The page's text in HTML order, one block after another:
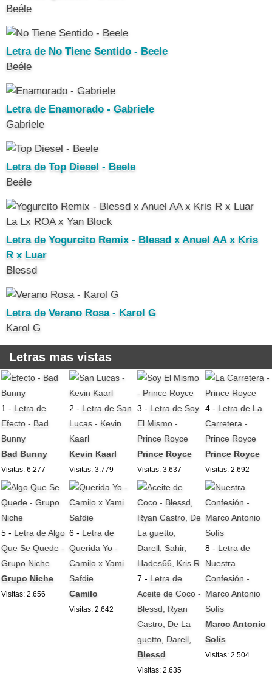
Beéle
Letra de No Tiene Sentido - Beele
Beéle
Letra de Enamorado - Gabriele
Gabriele
Letra de Top Diesel - Beele
Beéle
Letra de Yogurcito Remix - Blessd x Anuel AA x Kris
R x Luar
Blessd
Letra de Verano Rosa - Karol G
Karol G
Letras mas vistas
1 - Letra de
Efecto - Bad
Bunny
Bad Bunny
Visitas: 6.277
2 - Letra de San
Lucas - Kevin
Kaarl
Kevin Kaarl
Visitas: 3.779
3 - Letra de Soy
El Mismo -
Prince Royce
Prince Royce
Visitas: 3.637
4 - Letra de La
Carretera -
Prince Royce
Prince Royce
Visitas: 2.692
5 - Letra de Algo
Que Se Quede -
Grupo Niche
Grupo Niche
Visitas: 2.656
6 - Letra de
Querida Yo -
Camilo x Yami
Safdie
Camilo
Visitas: 2.642
7 - Letra de
Aceite de Coco -
Blessd, Ryan
Castro, De La
guetto, Darell,
Blessd
Visitas: 2.635
8 - Letra de
Nuestra
Confesión -
Marco Antonio
Solís
Marco Antonio
Solís
Visitas: 2.504